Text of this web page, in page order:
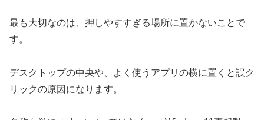
最も大切なのは、押しやすすぎる場所に置かないことで
す。
デスクトップの中央や、よく使うアプリの横に置くと誤ク
リックの原因になります。